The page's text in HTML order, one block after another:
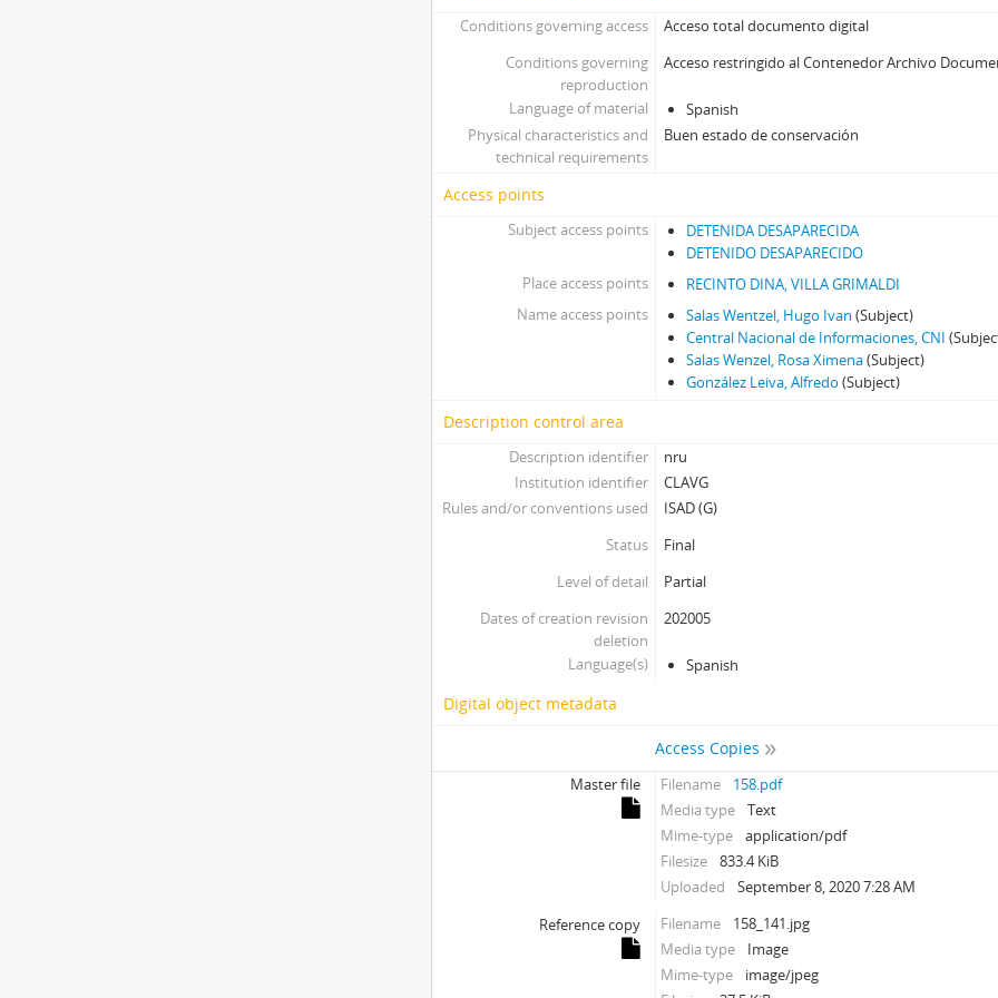
Conditions governing access
Acceso total documento digital
Conditions governing
reproduction
Acceso restringido al Contenedor Archivo
Language of material
Spanish
Physical characteristics and
technical requirements
Buen estado de conservación
Access points
Subject access points
DETENIDA DESAPARECIDA
DETENIDO DESAPARECIDO
Place access points
RECINTO DINA, VILLA GRIMALDI
Name access points
Salas Wentzel, Hugo Ivan (Subject)
Central Nacional de Informaciones, CNI
Salas Wenzel, Rosa Ximena(Subject)
González Leiva, Alfredo (Subject)
Description control area
Description identifier
nru
Institution identifier
CLAVG
Rules and/or conventions used
ISAD (G)
Status
Final
Level of detail
Partial
Dates of creation revision
deletion
202005
Language(s) Spanish
Digital object metadata
Access Copies
Master file Filename
158.pdf
Media type
Text
Mime-type
application/pdf
Filesize
833.4 KiB
Uploaded
September 8, 2020 7:28 AM
Reference copy
Filename
158_141.jpg
Media type
Image
Mime-type
image/jpeg